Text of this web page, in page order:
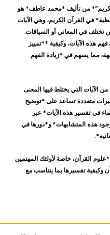
من تأليف *محمد عاطف* هو
في القرآن الكريم، وهي الآيات
تختلف في المعاني أو السياقات.
هذه الآيات، وكيفية **تمييز
مما يسهم في *زيادة الفهم
الآيات التي يختلط فيها المعنى
متعددة تساعد على *توضيح
في تفسير هذه الآيات* عبر
هذه المتشابهات* و*دورها في
القرآن، خاصة لأولئك المهتمين
وكيفية تفسيرها بما يتناسب مع